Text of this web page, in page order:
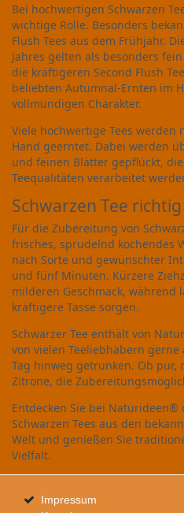
Bei hochwertigen Schwarzen
wichtige Rolle. Besonders
Flush Tees aus dem Frühjahr.
Jahres gelten als besonders
die kräftigeren Second Flush
beliebten Autumnal-Ernten im
vollmundigen Charakter.
Viele hochwertige Tees werden
Hand geerntet. Dabei werden
und feinen Blätter gepflückt,
Teequalitäten verarbeitet
Schwarzen Tee
Für die Zubereitung von
frisches, sprudelnd kochendes
nach Sorte und gewünschter
und fünf Minuten. Kürzere
milderen Geschmack, während
kräftigere Tasse sorgen.
Schwarzer Tee enthält von
von vielen Teeliebhabern
Tag hinweg getrunken. Ob pur,
Zitrone, die
Entdecken Sie bei Naturideen®
Schwarzen Tees aus den
Welt und genießen Sie
Vielfalt.
Impressum